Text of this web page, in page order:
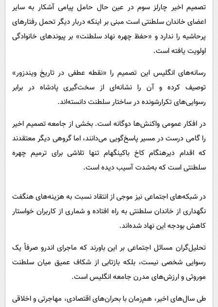
تصمیم اخیر چارلز سوم در عین حال حامل پیامی آشکار به سایر
اعضای خاندان سلطنتی است مبنی بر اینکه دربار دیگر تحمل رفتارهای
پرحاشیه را ندارد و «حفظ چهره نهاد سلطنت» بر پیوندهای خانوادگی
اولویت یافته است.
رسانه‌های انگلیس این تصمیم را «نقطه عطفی در تاریخ ویندزور»
توصیف کرده و آن را نشانه‌ای از سخت‌گیری پادشاه در برابر
رسوایی‌های تکرارشونده در ساختار سلطنت دانسته‌اند.
در افکار عمومی واکنش‌ها دوگانه است. بخشی از جامعه تصمیم اخیر
را گامی درست در مسیر پاسخ‌گویی می‌دانند، اما گروهی دیگر معتقدند
که اقدام دیرهنگام کاخ باکینگهام تنها تلاشی برای ترمیم چهره
سلطنتی است که به‌شدت آسیب دیده است.
در شبکه‌های اجتماعی نیز موجی از انتقاد نسبت به هزینه‌های هنگفت
نگهداری از خاندان سلطنتی به راه افتاده و شماری از کاربران خواستار
کاهش بودجه این نهاد شده‌اند.
تحلیل‌گران مسائل اجتماعی بر این باورند که ماجرای اندرو صرفاً یک
رسوایی شخصی نیست، بلکه بازتابی از شکاف عمیق میان سلطنت
موروثی و ارزش‌های مدرن جامعه انگلیس است.
طی سال‌های اخیر، هم‌زمان با بحران‌های اقتصادی، مهاجرتی و اخلاقی